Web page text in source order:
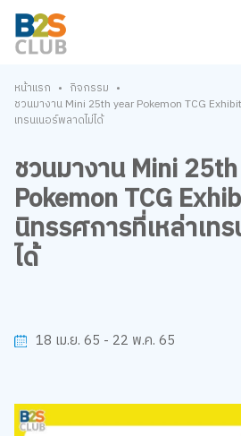
หน้าแรก • กิจกรรม •
ชวนมางาน Mini 25th year Pokemon TCG
เทรนเนอร์พลาดไม่ได้
ชวนมางาน Mini
Pokemon TCG
นิทรรศการที่เหล่าเท
ได้
18 เม.ย. 65 - 22 พ.ค. 65